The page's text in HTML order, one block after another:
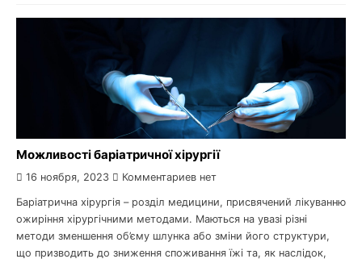
Можливості баріатричної хірургії
16 ноября, 2023 Комментариев нет
Баріатрична хірургія – розділ медицини, присвячений лікуванню
ожиріння хірургічними методами. Маються на увазі різні
методи зменшення об’єму шлунка або зміни його структури,
що призводить до зниження споживання їжі та, як наслідок,